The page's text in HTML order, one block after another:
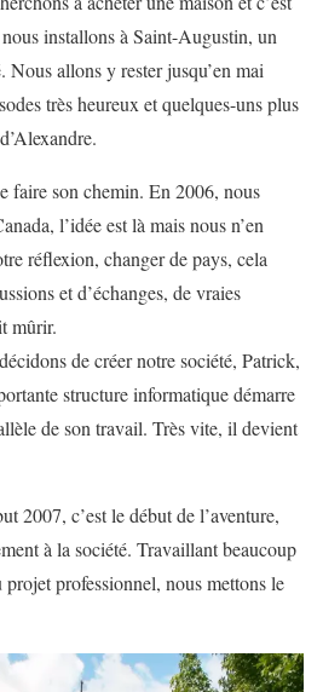
installons à Saint-Augustin, un
allons y rester jusqu’en mai
très heureux et quelques-uns plus
faire son chemin. En 2006, nous
l’idée est là mais nous n’en
réflexion, changer de pays, cela
et d’échanges, de vraies
mûrir.
de créer notre société, Patrick,
structure informatique démarre
de son travail. Très vite, il devient
2007, c’est le début de l’aventure,
à la société. Travaillant beaucoup
projet professionnel, nous mettons le